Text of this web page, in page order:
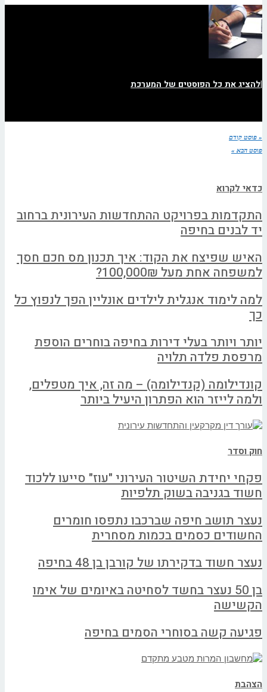
|להציג את כל הפוסטים של המערכת
« פוסט קודם
פוסט הבא »
כדאי לקרוא
התקדמות בפרויקט ההתחדשות העירונית ברחוב
יד לבנים בחיפה
האיש שפיצח את הקוד: איך תכנון מס חכם חסך
למשפחה אחת מעל 100,000₪?
למה לימוד אנגלית לילדים אונליין הפך לנפוץ כל
כך
יותר ויותר בעלי דירות בחיפה בוחרים הוספת
מרפסת פלדה תלויה
קונדילומה (קנדילומה) – מה זה, איך מטפלים,
ולמה לייזר הוא הפתרון היעיל ביותר
חוק וסדר
פקחי יחידת השיטור העירוני "עוז" סייעו ללכוד
חשוד בגניבה בשוק תלפיות
נעצר תושב חיפה שברכבו נתפסו חומרים
החשודים כסמים בכמות מסחרית
נעצר חשוד בדקירתו של קורבן בן 48 בחיפה
בן 50 נעצר בחשד לסחיטה באיומים של אימו
הקשישה
פגיעה קשה בסוחרי הסמים בחיפה
הצהבת